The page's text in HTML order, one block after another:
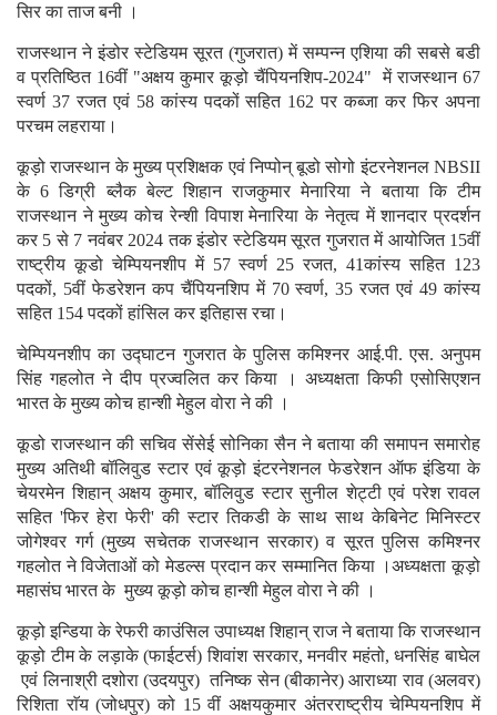
सिर का ताज बनी ।
राजस्थान ने इंडोर स्टेडियम सूरत (गुजरात) में सम्पन्न एशिया की सबसे बडी
व प्रतिष्ठित 16वीं "अक्षय कुमार कूड़ो चैंपियनशिप-2024" में राजस्थान 67
स्वर्ण 37 रजत एवं 58 कांस्य पदकों सहित 162 पर कब्जा कर फिर अपना
परचम लहराया।
कूड़ो राजस्थान के मुख्य प्रशिक्षक एवं निप्पोन् बूडो सोगो इंटरनेशनल NBSII
के 6 डिग्री ब्लैक बेल्ट शिहान राजकुमार मेनारिया ने बताया कि टीम
राजस्थान ने मुख्य कोच रेन्शी विपाश मेनारिया के नेतृत्व में शानदार प्रदर्शन
कर 5 से 7 नवंबर 2024 तक इंडोर स्टेडियम सूरत गुजरात में आयोजित 15वीं
राष्ट्रीय कूडो चेम्पियनशीप में 57 स्वर्ण 25 रजत, 41कांस्य सहित 123
पदकों, 5वीं फेडरेशन कप चैंपियनशिप में 70 स्वर्ण, 35 रजत एवं 49 कांस्य
सहित 154 पदकों हांसिल कर इतिहास रचा।
चेम्पियनशीप का उद्घाटन गुजरात के पुलिस कमिश्नर आई.पी. एस. अनुपम
सिंह गहलोत ने दीप प्रज्वलित कर किया । अध्यक्षता किफी एसोसिएशन
भारत के मुख्य कोच हान्शी मेहुल वोरा ने की ।
कूडो राजस्थान की सचिव सेंसेई सोनिका सैन ने बताया की समापन समारोह
मुख्य अतिथी बॉलिवुड स्टार एवं कूड़ो इंटरनेशनल फेडरेशन ऑफ इंडिया के
चेयरमेन शिहान् अक्षय कुमार, बॉलिवुड स्टार सुनील शेट्टी एवं परेश रावल
सहित 'फिर हेरा फेरी' की स्टार तिकडी के साथ साथ केबिनेट मिनिस्टर
जोगेश्वर गर्ग (मुख्य सचेतक राजस्थान सरकार) व सूरत पुलिस कमिश्नर
गहलोत ने विजेताओं को मेडल्स प्रदान कर सम्मानित किया ।अध्यक्षता कूड़ो
महासंघ भारत के मुख्य कूड़ो कोच हान्शी मेहुल वोरा ने की ।
कूड़ो इन्डिया के रेफरी काउंसिल उपाध्यक्ष शिहान् राज ने बताया कि राजस्थान
कूड़ो टीम के लड़ाके (फाईटर्स) शिवांश सरकार, मनवीर महंतो, धनसिंह बाघेल
एवं लिनाश्री दशोरा (उदयपुर) तनिष्क सेन (बीकानेर) आराध्या राव (अलवर)
रिशिता राॅय (जोधपुर) को 15 वीं अक्षयकुमार अंतरराष्ट्रीय चेम्पियनशिप में